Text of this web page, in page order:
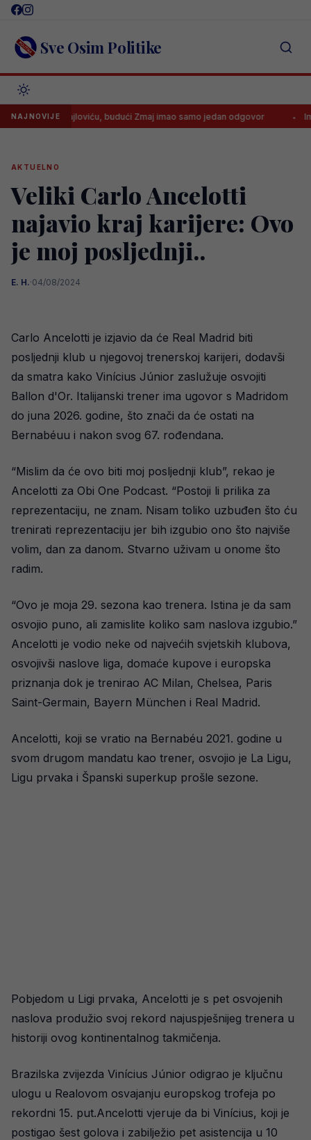
Skip
content Sve Osim Politike
NAJNOVIJE
Smajloviću, budući Zmaj imao samo jedan odgovor Imamo
AKTUELNO
Veliki Carlo Ancelotti
najavio kraj karijere: Ovo
je moj posljednji..
E. H.·04/08/2024
Carlo Ancelotti je izjavio da će Real Madrid biti
posljednji klub u njegovoj trenerskoj karijeri, dodavši
da smatra kako Vinícius Júnior zaslužuje osvojiti
Ballon d'Or. Italijanski trener ima ugovor s Madridom
do juna 2026. godine, što znači da će ostati na
Bernabéuu i nakon svog 67. rođendana.
“Mislim da će ovo biti moj posljednji klub”, rekao je
Ancelotti za Obi One Podcast. “Postoji li prilika za
reprezentaciju, ne znam. Nisam toliko uzbuđen što ću
trenirati reprezentaciju jer bih izgubio ono što najviše
volim, dan za danom. Stvarno uživam u onome što
radim.
“Ovo je moja 29. sezona kao trenera. Istina je da sam
osvojio puno, ali zamislite koliko sam naslova izgubio.”
Ancelotti je vodio neke od najvećih svjetskih klubova,
osvojivši naslove liga, domaće kupove i europska
priznanja dok je trenirao AC Milan, Chelsea, Paris
Saint-Germain, Bayern München i Real Madrid.
Ancelotti, koji se vratio na Bernabéu 2021. godine u
svom drugom mandatu kao trener, osvojio je La Ligu,
Ligu prvaka i Španski superkup prošle sezone.
Pobjedom u Ligi prvaka, Ancelotti je s pet osvojenih
naslova produžio svoj rekord najuspješnijeg trenera u
historiji ovog kontinentalnog takmičenja.
Brazilska zvijezda Vinícius Júnior odigrao je ključnu
ulogu u Realovom osvajanju europskog trofeja po
rekordni 15. put.Ancelotti vjeruje da bi Vinícius, koji je
postigao šest golova i zabilježio pet asistencija u 10